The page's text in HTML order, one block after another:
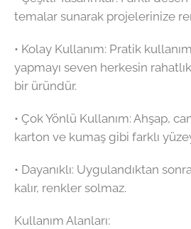
temalar sunarak projelerinize
•⁠ ⁠Kolay Kullanım: Pratik
yapmayı seven herkesin
bir üründür.
•⁠ ⁠Çok Yönlü Kullanım: Ahşap,
karton ve kumaş gibi farklı
•⁠ ⁠Dayanıklı: Uygulandıktan
kalır, renkler solmaz.
Kullanım Alanları: